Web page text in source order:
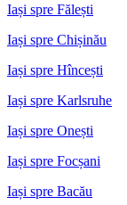
Iași spre Fălești
Iași spre Chișinău
Iași spre Hîncești
Iași spre Karlsruhe
Iași spre Onești
Iași spre Focșani
Iași spre Bacău